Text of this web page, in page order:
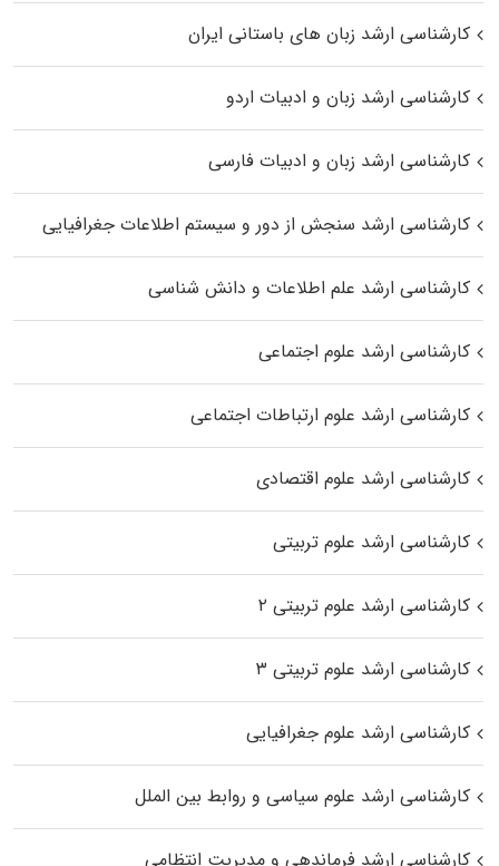
کارشناسی ارشد زبان‌ های باستانی ایران
کارشناسی ارشد زبان و ادبیات اردو
کارشناسی ارشد زبان و ادبیات فارسی
کارشناسی ارشد سنجش از دور و سیستم اطلاعات جغرافیایی
کارشناسی ارشد علم اطلاعات و دانش شناسی
کارشناسی ارشد علوم اجتماعی
کارشناسی ارشد علوم ارتباطات اجتماعی
کارشناسی ارشد علوم اقتصادی
کارشناسی ارشد علوم تربیتی
کارشناسی ارشد علوم تربیتی ۲
کارشناسی ارشد علوم تربیتی ۳
کارشناسی ارشد علوم جغرافیایی
کارشناسی ارشد علوم سیاسی و روابط بین الملل
کارشناسی ارشد فرماندهی و مدیریت انتظامی